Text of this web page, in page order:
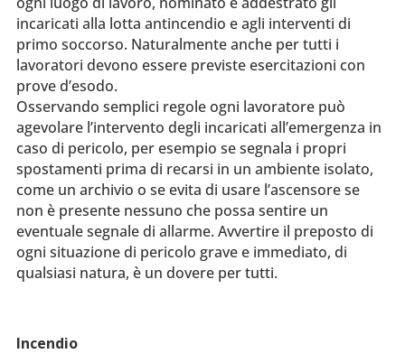
incaricati alla lotta antincendio e agli interventi di
primo soccorso. Naturalmente anche per tutti i
lavoratori devono essere previste esercitazioni con
prove d’esodo.
Osservando semplici regole ogni lavoratore può
agevolare l’intervento degli incaricati all’emergenza in
caso di pericolo, per esempio se segnala i propri
spostamenti prima di recarsi in un ambiente isolato,
come un archivio o se evita di usare l’ascensore se
non è presente nessuno che possa sentire un
eventuale segnale di allarme. Avvertire il preposto di
ogni situazione di pericolo grave e immediato, di
qualsiasi natura, è un dovere per tutti.
Incendio